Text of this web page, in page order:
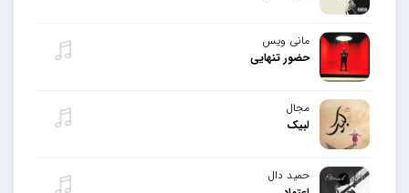
مانی ویس
حضور تنهایی
مجال
لبیک
حمید دال